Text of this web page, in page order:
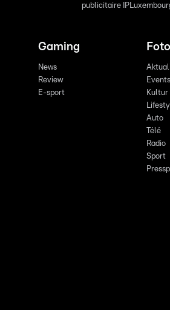
publicitaire
Gaming
News
Review
E-sport
Kultur
Auto
Télé
Radio
Sport